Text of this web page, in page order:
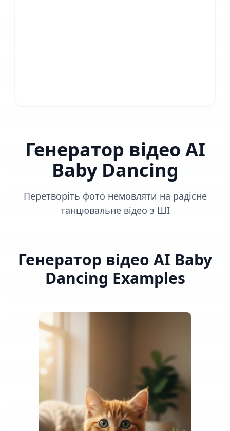
Генератор відео AI
Baby Dancing
Перетворіть фото немовляти на радісне
танцювальне відео з ШІ
Генератор відео AI Baby
Dancing Examples